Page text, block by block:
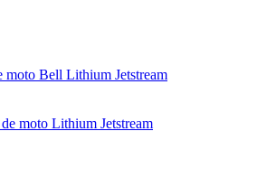
moto Lithium Jetstream